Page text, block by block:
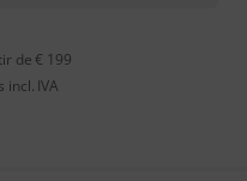
de € 199
incl. IVA